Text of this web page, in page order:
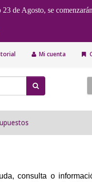
de Agosto, se
Mi cuenta
consulta o